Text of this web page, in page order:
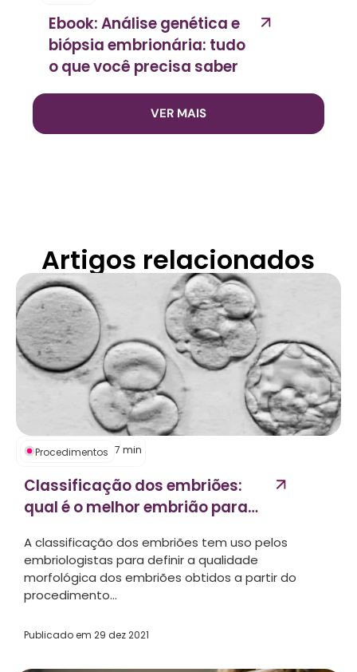
Ebook: Análise genética e
biópsia embrionária: tudo
o que você precisa saber
VER MAIS
Artigos relacionados
Procedimentos 7 min
Classificação dos embriões:
qual é o melhor embrião para
A classificação dos embriões tem uso pelos
embriologistas para definir a qualidade
morfológica dos embriões obtidos a partir do
procedimento...
Publicado em 29 dez 2021